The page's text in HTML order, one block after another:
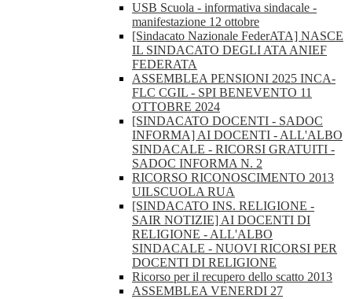
USB Scuola - informativa sindacale -
manifestazione 12 ottobre
[Sindacato Nazionale FederATA] NASCE
IL SINDACATO DEGLI ATA ANIEF
FEDERATA
ASSEMBLEA PENSIONI 2025 INCA-
FLC CGIL - SPI BENEVENTO 11
OTTOBRE 2024
[SINDACATO DOCENTI - SADOC
INFORMA] AI DOCENTI - ALL'ALBO
SINDACALE - RICORSI GRATUITI -
SADOC INFORMA N. 2
RICORSO RICONOSCIMENTO 2013
UILSCUOLA RUA
[SINDACATO INS. RELIGIONE -
SAIR NOTIZIE] AI DOCENTI DI
RELIGIONE - ALL'ALBO
SINDACALE - NUOVI RICORSI PER
DOCENTI DI RELIGIONE
Ricorso per il recupero dello scatto 2013
ASSEMBLEA VENERDI 27